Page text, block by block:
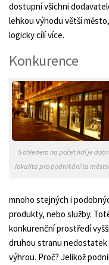
dostupní všichni
lehkou výhodu větší
logicky cílí více.
Konkurence
S ohledem na počet lidí je
lokalita pro podnikání ta
mnoho stejných i
produkty, nebo služby.
konkurenční prostředí
druhou stranu
výhrou. Proč? Jelikož